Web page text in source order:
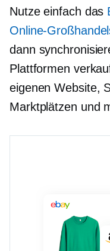
Nutze einfach das
Online-
dann
Plattformen
eigenen Website,
Marktplätzen und